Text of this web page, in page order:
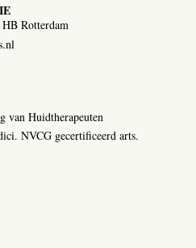
Rotterdam
van Huidtherapeuten
NVCG gecertificeerd arts.